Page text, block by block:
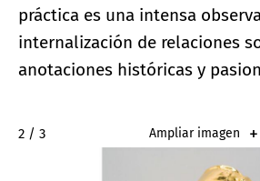
práctica es una intensa
internalización de relaciones
anotaciones históricas y
2 / 3 Ampliar imagen